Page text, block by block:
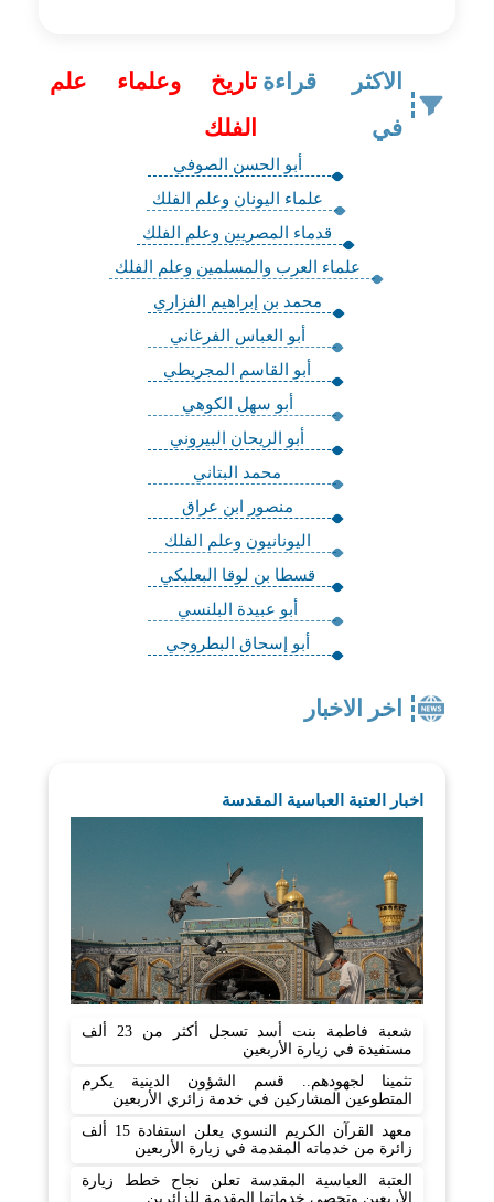
الاكثر قراءة
في
تاريخ وعلماء علم
الفلك
أبو الحسن الصوفي
علماء اليونان وعلم الفلك
قدماء المصريين وعلم الفلك
علماء العرب والمسلمين وعلم الفلك
محمد بن إبراهيم الفزاري
أبو العباس الفرغاني
أبو القاسم المجريطي
أبو سهل الكوهي
أبو الريحان البيروني
محمد البتاني
منصور ابن عراق
اليونانيون وعلم الفلك
قسطا بن لوقا البعلبكي
أبو عبيدة البلنسي
أبو إسحاق البطروجي
اخر الاخبار
اخبار العتبة العباسية المقدسة
شعبة فاطمة بنت أسد تسجل أكثر من 23 ألف
مستفيدة في زيارة الأربعين
تثمينا لجهودهم.. قسم الشؤون الدينية يكرم
المتطوعين المشاركين في خدمة زائري الأربعين
معهد القرآن الكريم النسوي يعلن استفادة 15 ألف
زائرة من خدماته المقدمة في زيارة الأربعين
العتبة العباسية المقدسة تعلن نجاح خطط زيارة
الأربعين وتحصي خدماتها المقدمة للزائرين